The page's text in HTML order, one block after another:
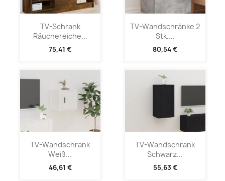
TV-Schrank
Räuchereiche...
75,41 €
TV-Wandschränke 2
Stk....
80,54 €
TV-Wandschrank
Weiß...
46,61 €
TV-Wandschrank
Schwarz...
55,63 €